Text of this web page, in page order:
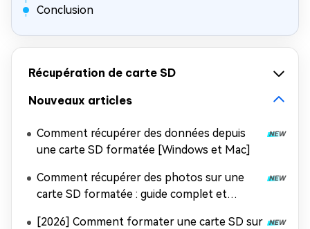
Conclusion
Récupération de carte SD
Nouveaux articles
Comment récupérer des données depuis
une carte SD formatée [Windows et Mac]
Comment récupérer des photos sur une
carte SD formatée : guide complet et
[2026] Comment formater une carte SD sur